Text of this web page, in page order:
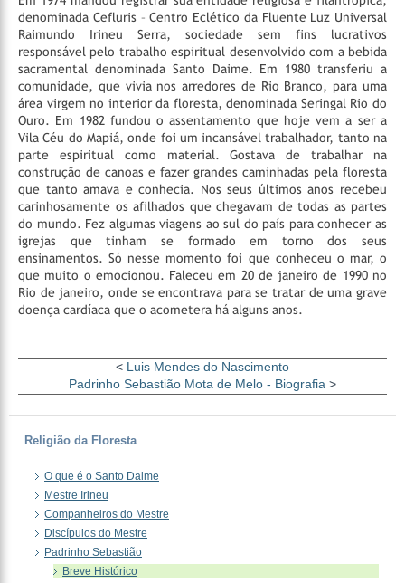
denominada Cefluris – Centro Eclético da Fluente Luz Universal
Raimundo Irineu Serra, sociedade sem fins lucrativos
responsável pelo trabalho espiritual desenvolvido com a bebida
sacramental denominada Santo Daime. Em 1980 transferiu a
comunidade, que vivia nos arredores de Rio Branco, para uma
área virgem no interior da floresta, denominada Seringal Rio do
Ouro. Em 1982 fundou o assentamento que hoje vem a ser a
Vila Céu do Mapiá, onde foi um incansável trabalhador, tanto na
parte espiritual como material. Gostava de trabalhar na
construção de canoas e fazer grandes caminhadas pela floresta
que tanto amava e conhecia. Nos seus últimos anos recebeu
carinhosamente os afilhados que chegavam de todas as partes
do mundo. Fez algumas viagens ao sul do país para conhecer as
igrejas que tinham se formado em torno dos seus
ensinamentos. Só nesse momento foi que conheceu o mar, o
que muito o emocionou. Faleceu em 20 de janeiro de 1990 no
Rio de janeiro, onde se encontrava para se tratar de uma grave
doença cardíaca que o acometera há alguns anos.
< Luis Mendes do Nascimento
Padrinho Sebastião Mota de Melo - Biografia >
Religião da Floresta
O que é o Santo Daime
Mestre Irineu
Companheiros do Mestre
Discípulos do Mestre
Padrinho Sebastião
Breve Histórico